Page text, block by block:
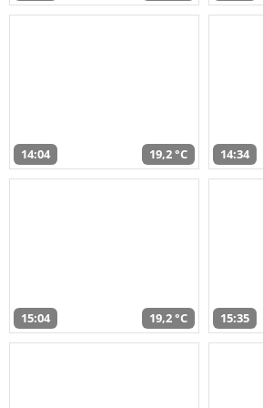
14:04 19,2 °C 14:34
15:04 19,2 °C 15:35